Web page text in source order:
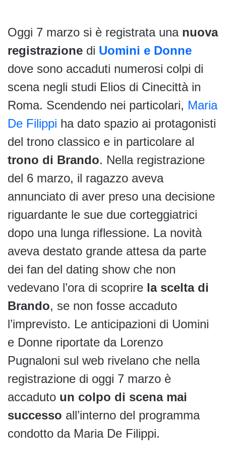
Oggi 7 marzo si è registrata una nuova
registrazione di Uomini e Donne
dove sono accaduti numerosi colpi di
scena negli studi Elios di Cinecittà in
Roma. Scendendo nei particolari, Maria
De Filippi ha dato spazio ai protagonisti
del trono classico e in particolare al
trono di Brando. Nella registrazione
del 6 marzo, il ragazzo aveva
annunciato di aver preso una decisione
riguardante le sue due corteggiatrici
dopo una lunga riflessione. La novità
aveva destato grande attesa da parte
dei fan del dating show che non
vedevano l’ora di scoprire la scelta di
Brando, se non fosse accaduto
l’imprevisto. Le anticipazioni di Uomini
e Donne riportate da Lorenzo
Pugnaloni sul web rivelano che nella
registrazione di oggi 7 marzo è
accaduto un colpo di scena mai
successo all’interno del programma
condotto da Maria De Filippi.